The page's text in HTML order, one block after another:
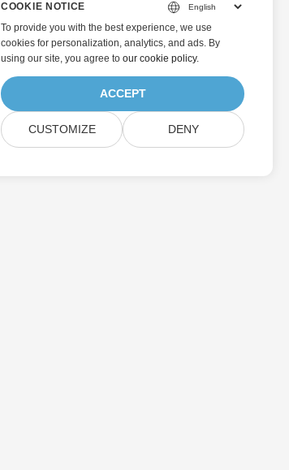
COOKIE NOTICE
To provide you with the best experience, we use
cookies for personalization, analytics, and ads. By
using our site, you agree to our cookie policy.
ACCEPT
CUSTOMIZE DENY